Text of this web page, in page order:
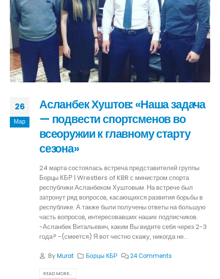
26
Мар
Асланбек Хуштов: «Наша задача
— подвести спортсменов во
всеоружии к главному старту
сезона»
24 марта состоялась встреча представителей группы
Борцы КБР | Wrestlers of KBR с министром спорта
республики Асланбеком Хуштовым. На встрече был
затронут ряд вопросов, касающихся развития борьбы в
республике. А также были получены ответы на большую
часть вопросов, интересовавших наших подписчиков.
-Асланбек Витальевич, каким Вы видите себя через 2-3
года? -(смеется) Я вот честно скажу, никогда не...
ByMurat Борцы КБР 24 Comments
READ MORE...